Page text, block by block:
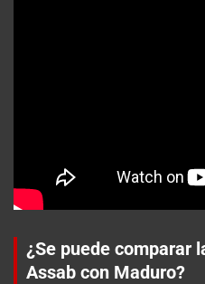
¿Se puede comparar
Assab con Maduro?